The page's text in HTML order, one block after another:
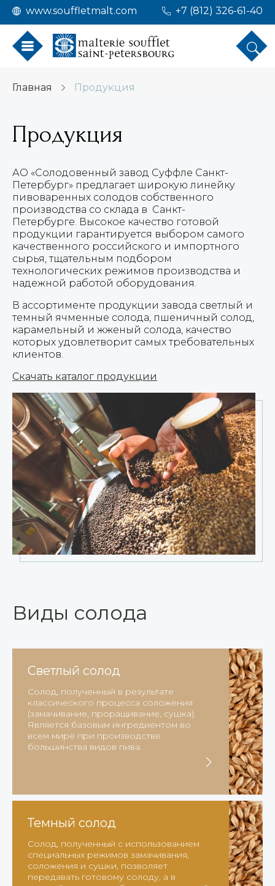
www.souffletmalt.com +7 (812) 326-61-40
Главная Продукция
Продукция
АО «Солодовенный завод Суффле Санкт-
Петербург» предлагает широкую линейку
пивоваренных солодов собственного
производства со склада в Санкт-
Петербурге. Высокое качество готовой
продукции гарантируется выбором самого
качественного российского и импортного
сырья, тщательным подбором
технологических режимов производства и
надежной работой оборудования.
В ассортименте продукции завода светлый и
темный ячменные солода, пшеничный солод,
карамельный и жженый солода, качество
которых удовлетворит самых требовательных
клиентов.
Скачать каталог продукции
Виды солода
Светлый солод
Солод, полученный в результате
классического процесса соложения
(замачивание, проращивание, сушка).
Является базовым ингредиентом во
всем мире при производстве
большинства видов пива.
Темный солод
Солод, полученный с использованием
специальных режимов замачивания,
соложения и сушки, позволяет
передавать готовому солоду, а в